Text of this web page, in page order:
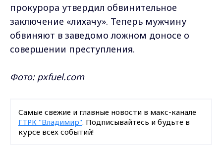
прокурора утвердил обвинительное
заключение «лихачу». Теперь мужчину
обвиняют в заведомо ложном доносе о
совершении преступления.
Фото: pxfuel.com
Самые свежие и главные новости в макс-канале
ГТРК "Владимир". Подписывайтесь и будьте в
курсе всех событий!